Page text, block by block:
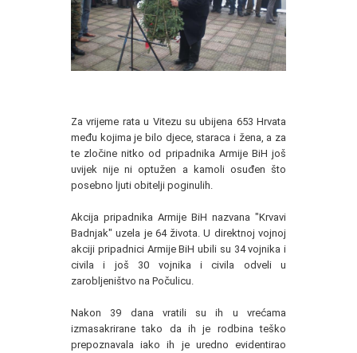
Za vrijeme rata u Vitezu su ubijena 653 Hrvata
među kojima je bilo djece, staraca i žena, a za
te zločine nitko od pripadnika Armije BiH još
uvijek nije ni optužen a kamoli osuđen što
posebno ljuti obitelji poginulih.
Akcija pripadnika Armije BiH nazvana "Krvavi
Badnjak" uzela je 64 života. U direktnoj vojnoj
akciji pripadnici Armije BiH ubili su 34 vojnika i
civila i još 30 vojnika i civila odveli u
zarobljeništvo na Počulicu.
Nakon 39 dana vratili su ih u vrećama
izmasakrirane tako da ih je rodbina teško
prepoznavala iako ih je uredno evidentirao